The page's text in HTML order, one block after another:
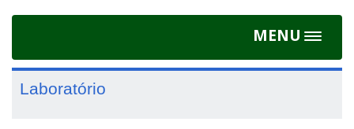
MENU
Toggle
Laboratório